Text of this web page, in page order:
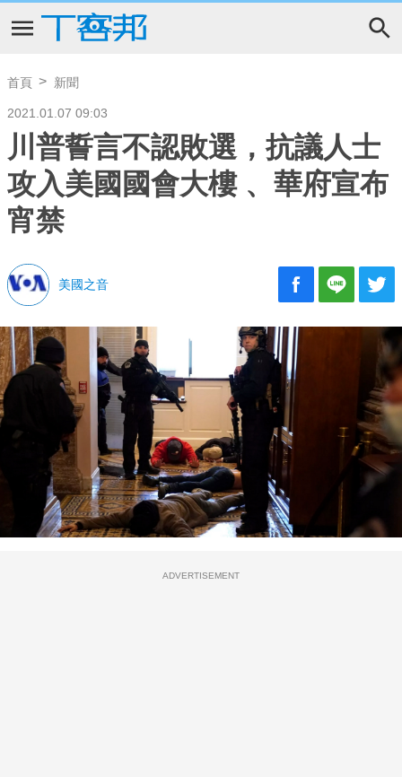
首頁 新聞
2021.01.07 09:03
川普誓言不認敗選，抗議人士
攻入美國國會大樓 、華府宣布
宵禁
美國之音
ADVERTISEMENT